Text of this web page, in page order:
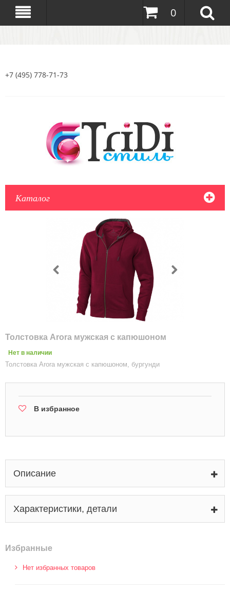
0
+7 (495) 778-71-73
Каталог
Толстовка Arora мужская с капюшоном
Нет в наличии
Толстовка Arora мужская с капюшоном, бургунди
В избранное
Описание
Характеристики, детали
Избранные
Нет избранных товаров